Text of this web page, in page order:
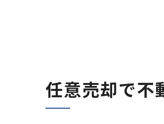
任意売却で不